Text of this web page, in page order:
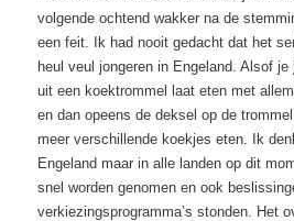
volgende ochtend wakker na de
een feit. Ik had nooit gedacht dat het
heul veul jongeren in Engeland. Alsof
uit een koektrommel laat eten met
en dan opeens de deksel op de
meer verschillende koekjes eten. Ik
Engeland maar in alle landen op dit
snel worden genomen en ook
verkiezingsprogramma’s stonden. Het